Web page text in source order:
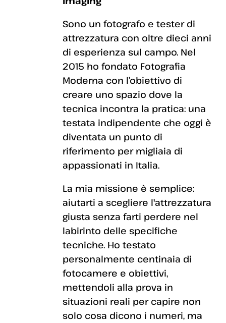
Sono un fotografo e tester di
attrezzatura con oltre dieci anni
di esperienza sul campo. Nel
2015 ho fondato Fotografia
Moderna con l’obiettivo di
creare uno spazio dove la
tecnica incontra la pratica: una
testata indipendente che oggi è
diventata un punto di
riferimento per migliaia di
appassionati in Italia.
La mia missione è semplice:
aiutarti a scegliere l'attrezzatura
giusta senza farti perdere nel
labirinto delle specifiche
tecniche. Ho testato
personalmente centinaia di
fotocamere e obiettivi,
mettendoli alla prova in
situazioni reali per capire non
solo cosa dicono i numeri, ma